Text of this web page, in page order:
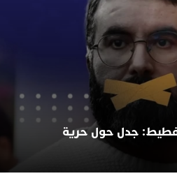
جدل حول حرية